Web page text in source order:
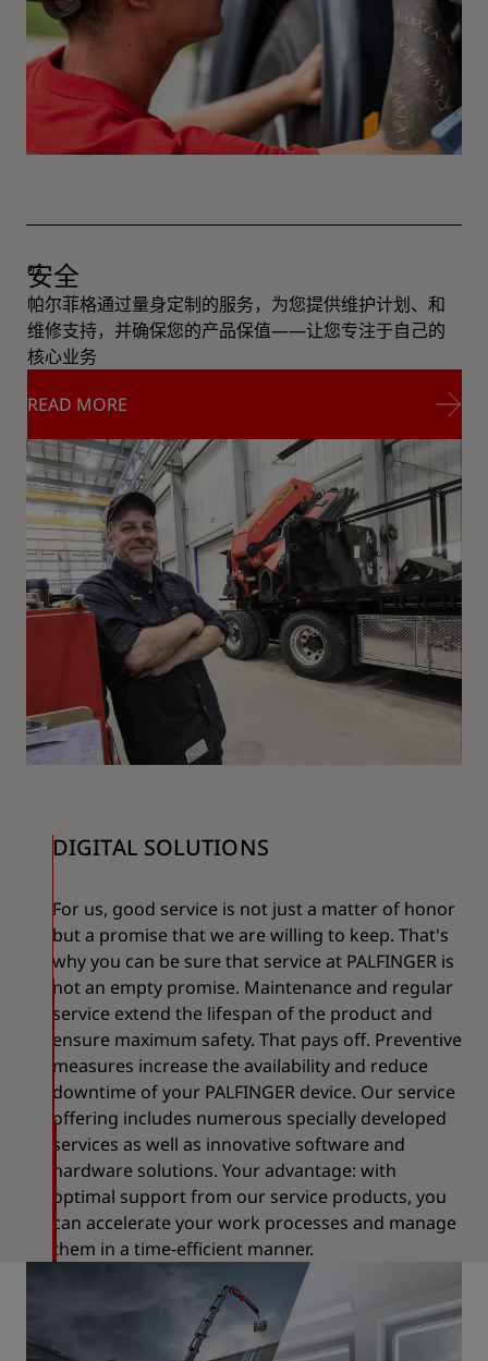
安全
帕尔菲格通过量身定制的服务，为您提供维护计划、和
维修支持，并确保您的产品保值——让您专注于自己的
核心业务
READ MORE
READ MORE
DIGITAL SOLUTIONS
For us, good service is not just a matter of honor
but a promise that we are willing to keep. That's
why you can be sure that service at PALFINGER is
not an empty promise. Maintenance and regular
service extend the lifespan of the product and
ensure maximum safety. That pays off. Preventive
measures increase the availability and reduce
downtime of your PALFINGER device. Our service
offering includes numerous specially developed
services as well as innovative software and
hardware solutions. Your advantage: with
optimal support from our service products, you
can accelerate your work processes and manage
them in a time-efficient manner.